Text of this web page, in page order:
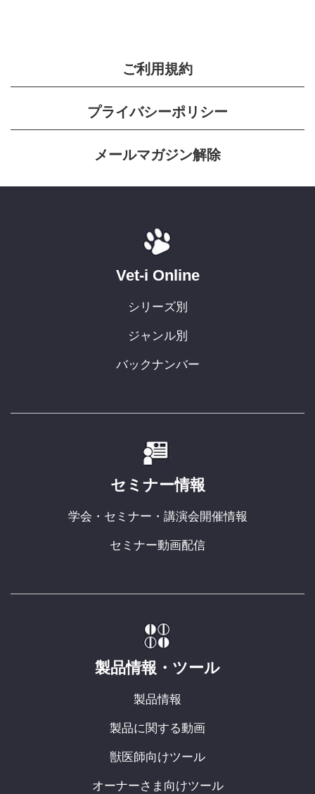
ご利用規約
プライバシーポリシー
メールマガジン解除
Vet-i Online
シリーズ別
ジャンル別
バックナンバー
セミナー情報
学会・セミナー・講演会開催情報
セミナー動画配信
製品情報・ツール
製品情報
製品に関する動画
獣医師向けツール
オーナーさま向けツール